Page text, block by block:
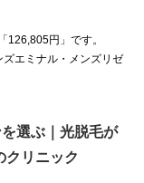
126,805円」です。
エミナル・メンズリゼ
選ぶ｜光脱毛が
クリニック